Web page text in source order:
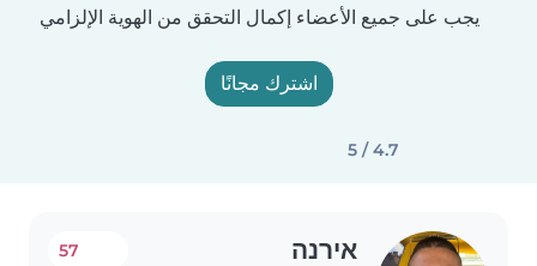
يجب على جميع الأعضاء إكمال التحقق من الهوية الإلزامي
اشترك مجانًا
4.7 / 5
אירנה 57